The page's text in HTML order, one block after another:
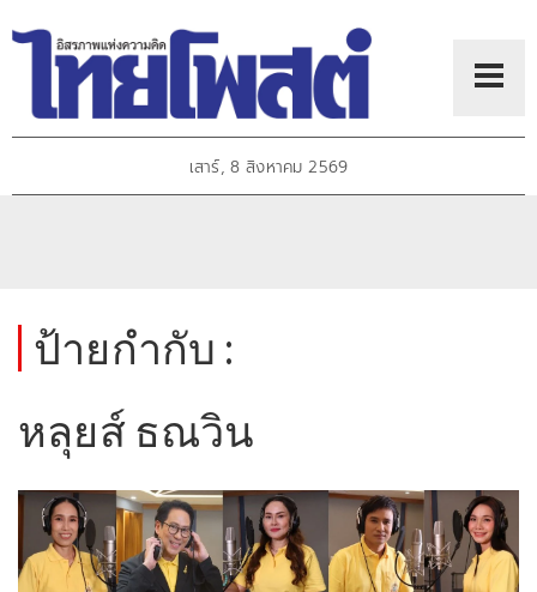
เสาร์, 8 สิงหาคม 2569
ป้ายกำกับ :
หลุยส์ ธณวิน